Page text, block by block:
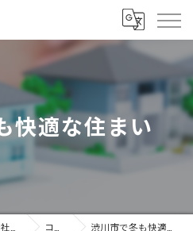
快適な住まい
コラム 渋川市で冬も快適な住まい